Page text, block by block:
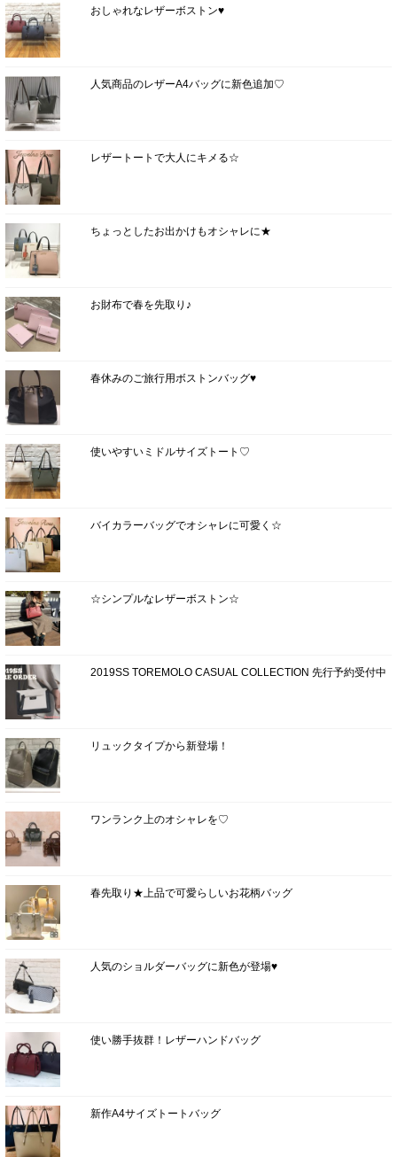
おしゃれなレザーボストン♥
人気商品のレザーA4バッグに新色追加♡
レザートートで大人にキメる☆
ちょっとしたお出かけもオシャレに★
お財布で春を先取り♪
春休みのご旅行用ボストンバッグ♥
使いやすいミドルサイズトート♡
バイカラーバッグでオシャレに可愛く☆
☆シンプルなレザーボストン☆
2019SS TOREMOLO CASUAL COLLECTION 先行予約受付中
リュックタイプから新登場！
ワンランク上のオシャレを♡
春先取り★上品で可愛らしいお花柄バッグ
人気のショルダーバッグに新色が登場♥
使い勝手抜群！レザーハンドバッグ
新作A4サイズトートバッグ